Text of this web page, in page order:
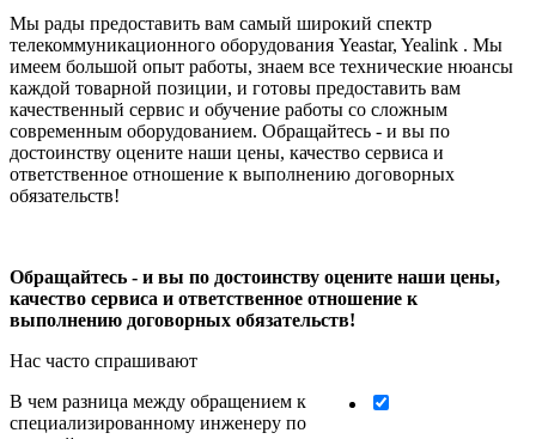
Мы рады предоставить вам самый широкий спектр
телекоммуникационного оборудования Yeastar, Yealink . Мы
имеем большой опыт работы, знаем все технические нюансы
каждой товарной позиции, и готовы предоставить вам
качественный сервис и обучение работы со сложным
современным оборудованием. Обращайтесь - и вы по
достоинству оцените наши цены, качество сервиса и
ответственное отношение к выполнению договорных
обязательств!
Обращайтесь - и вы по достоинству оцените наши цены,
качество сервиса и ответственное отношение к
выполнению договорных обязательств!
Нас часто спрашивают
В чем разница между обращением к
специализированному инженеру по